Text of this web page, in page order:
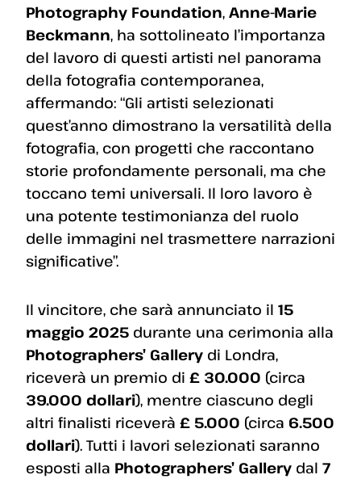
Photography Foundation, Anne-Marie
Beckmann, ha sottolineato l’importanza
del lavoro di questi artisti nel panorama
della fotografia contemporanea,
affermando: “Gli artisti selezionati
quest’anno dimostrano la versatilità della
fotografia, con progetti che raccontano
storie profondamente personali, ma che
toccano temi universali. Il loro lavoro è
una potente testimonianza del ruolo
delle immagini nel trasmettere narrazioni
significative”.
Il vincitore, che sarà annunciato il 15
maggio 2025 durante una cerimonia alla
Photographers’ Gallery di Londra,
riceverà un premio di £ 30.000 (circa
39.000 dollari), mentre ciascuno degli
altri finalisti riceverà £ 5.000 (circa 6.500
dollari). Tutti i lavori selezionati saranno
esposti alla Photographers’ Gallery dal 7